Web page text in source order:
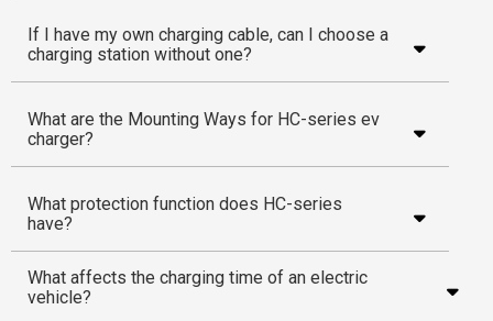
If I have my own charging cable, can I choose a
charging station without one?
What are the Mounting Ways for HC-series ev
charger?
What protection function does HC-series
have?
What affects the charging time of an electric
vehicle?